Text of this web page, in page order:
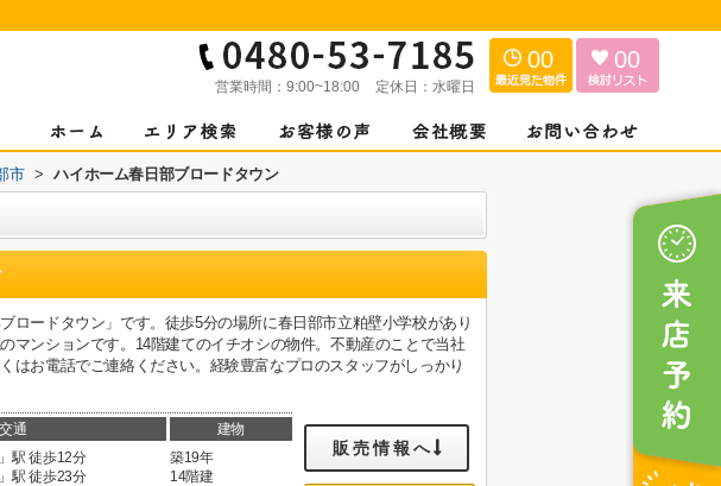
営業時間： 9:00~18:00 定休日： 水曜日
00 00
市 > ハイホーム春日部ブロードタウン
ロードタウン」です。徒歩5分の場所に春日部市立粕壁小学校があり
マンションです。14階建てのイチオシの物件。不動産のことで当社
はお電話でご連絡ください。経験豊富なプロのスタッフがしっかり
交通 建物
駅 徒歩12分
」駅 徒歩23分
築19年
14階建
販売情報へ